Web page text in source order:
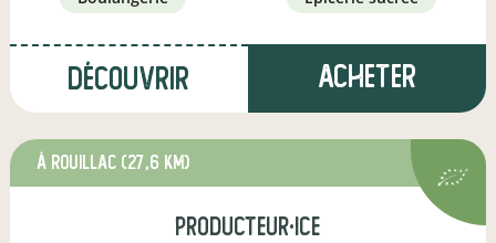
Découvrir Acheter
à Rouillac (27,6 km)
producteur·ice